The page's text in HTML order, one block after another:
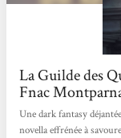
La Guilde des
Fnac
Une dark fantasy
novella effrénée à